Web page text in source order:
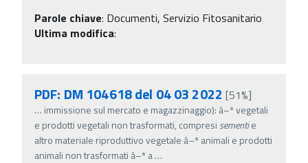
Parole chiave: Documenti, Servizio Fitosanitario
Ultima modifica:
PDF: DM 104618 del 04 03 2022 [51%]
… immissione sul mercato e magazzinaggio): â–ª vegetali
e prodotti vegetali non trasformati, compresi sementie
altro materiale riproduttivo vegetale â–ª animali e prodotti
animali non trasformati â–ª a…